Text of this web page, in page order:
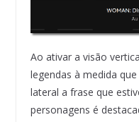
Ao ativar a visão
legendas à medida
lateral a frase que
personagens é